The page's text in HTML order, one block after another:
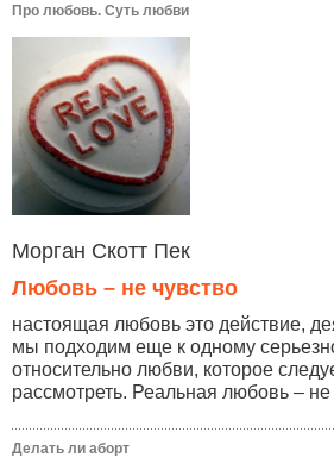
Про любовь. Суть любви
Морган Скотт Пек
Любовь – не чувство
настоящая любовь это действие,
мы подходим еще к одному
относительно любви, которое
рассмотреть. Реальная любовь – не
Делать ли аборт